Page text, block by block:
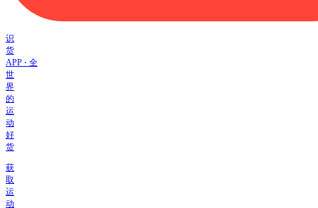
识
货
APP ⋅ 全
世
界
的
运
动
好
货
获
取
运
动